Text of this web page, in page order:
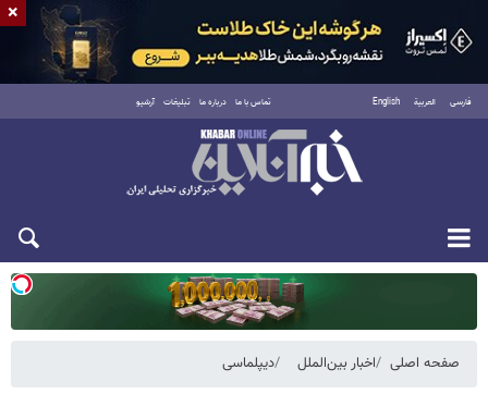
فارسی العربية English تماس با ما درباره ما تبلیغات آرشیو
دوشنبه ۱۹ مرداد ۱۴۰۵
صفحه اصلی اخبار بین‌الملل دیپلماسی
×